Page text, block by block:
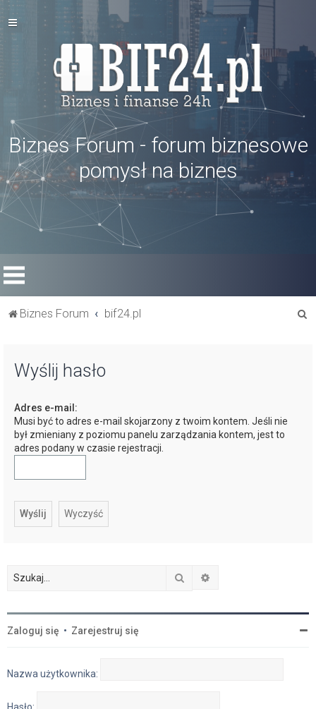
Biznes Forum - forum biznesowe
pomysł na biznes
Biznes Forum bif24.pl
Wyślij hasło
Adres e-mail:
Musi być to adres e-mail skojarzony z twoim kontem. Jeśli nie
był zmieniany z poziomu panelu zarządzania kontem, jest to
adres podany w czasie rejestracji.
Szukaj
Zaloguj się • Zarejestruj się
Nazwa użytkownika:
Hasło: